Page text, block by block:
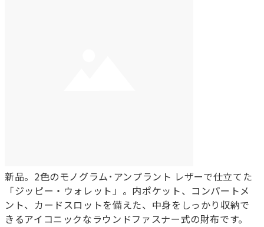
新品。2色のモノグラム･アンプラント レザーで仕立てた
「ジッピー・ウォレット」。内ポケット、コンパートメ
ント、カードスロットを備えた、中身をしっかり収納で
きるアイコニックなラウンドファスナー式の財布です。